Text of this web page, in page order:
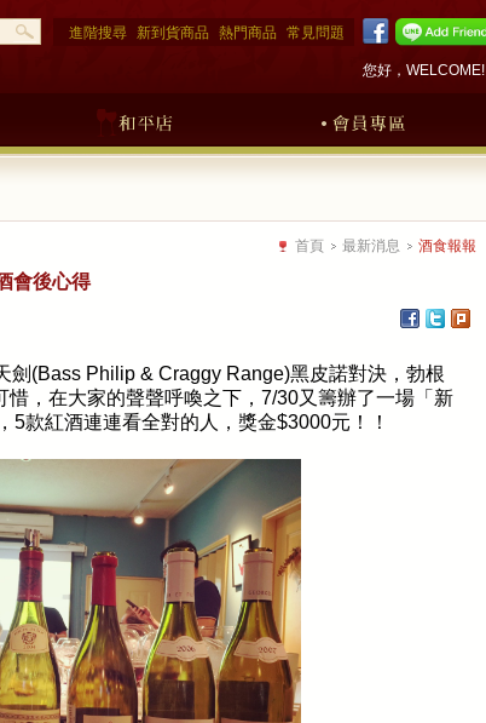
常見問題
熱門商品
新到貨商品
進階搜尋
您好，WELCOME!
首頁 最新消息 酒食報報
會後心得
劍 (Bass Philip & Craggy Range)黑皮諾對決，勃根
，在大家的聲聲呼喚之下， 7/30又籌辦了一場「新
5款紅酒連連看全對的人，獎金$3000元！！